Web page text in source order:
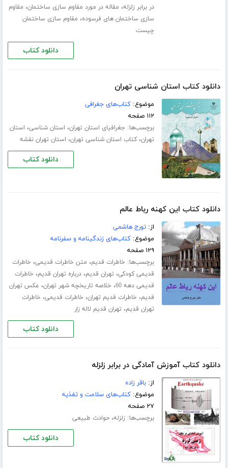
در برابر زلزله، مقاله در مورد مقاوم سازی ساختمان، مقاوم
سازی ساختمان های فرسوده، مقاوم سازی ساختمان
چیست
دانلود کتاب
دانلود کتاب استان شناسی تهران
موضوع:کتاب‌های جغرافی
۱۱۲ صفحه
برچسب‌ها: جغرافیای استان تهران، استان شناسی، استان
تهران،کتاب استان شناسی تهران، استان تهران نقشه
دانلود کتاب
دانلود کتاب این کهنه رباط عالم
از:تورج هاشمی
موضوع:کتاب‌های زندگینامه و سفرنامه
۱۲۹ صفحه
برچسب‌ها: خاطرات قدیم، متن خاطرات قدیمی، خاطرات
قدیمی کودکی، تهران قدیم،درباره تهران قدیم، خاطرات
قدیمی دهه 60
، خلاصه تاریخچه شهر تهران، عکس تهران
قدیم، خاطرات قدیم تهران، خاطرات قدیمی، خاطرات
تهران قدیم، تهران قدیم لاله زار
دانلود کتاب
دانلود کتاب آموزش آمادگی در برابر زلزله
از:باقر زاده
موضوع:کتاب‌های سلامت و تغذیه
۲۷ صفحه
برچسب‌ها: زلزله،حوادث طبیعی
دانلود کتاب